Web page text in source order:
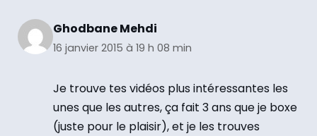
Ghodbane Mehdi
16 janvier 2015 à 19 h 08 min
Je trouve tes vidéos plus intéressantes les
unes que les autres, ça fait 3 ans que je boxe
(juste pour le plaisir), et je les trouves